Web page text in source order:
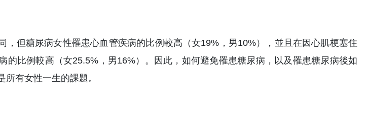
，但糖尿病女性罹患心血管疾病的比例較高（女19%，男10%），並且在因心肌梗塞住
的比例較高（女25.5%，男16%）。因此，如何避免罹患糖尿病，以及罹患糖尿病後如
有女性一生的課題。